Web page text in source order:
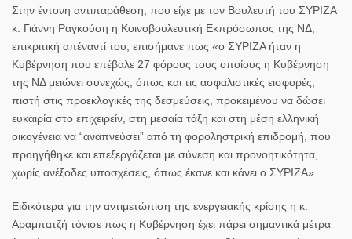
Στην έντονη αντιπαράθεση, που είχε με τον Βουλευτή του ΣΥΡΙΖΑ
κ. Γιάννη Ραγκούση η Κοινοβουλευτική Εκπρόσωπος της ΝΔ,
επικριτική απέναντί του, επισήμανε πως «o ΣΥΡΙΖΑ ήταν η
Κυβέρνηση που επέβαλε 27 φόρους τους οποίους η Κυβέρνηση
της ΝΔ μειώνει συνεχώς, όπως και τις ασφαλιστικές εισφορές,
πιστή στις προεκλογικές της δεσμεύσεις, προκειμένου να δώσει
ευκαιρία στο επιχειρείν, στη μεσαία τάξη και στη μέση ελληνική
οικογένεια να “αναπνεύσει” από τη φοροληστρική επιδρομή, που
προηγήθηκε και επεξεργάζεται με σύνεση και προνοητικότητα,
χωρίς ανέξοδες υποσχέσεις, όπως έκανε και κάνει ο ΣΥΡΙΖΑ».
Ειδικότερα για την αντιμετώπιση της ενεργειακής κρίσης η κ.
Αραμπατζή τόνισε πως η Κυβέρνηση έχει πάρει σημαντικά μέτρα